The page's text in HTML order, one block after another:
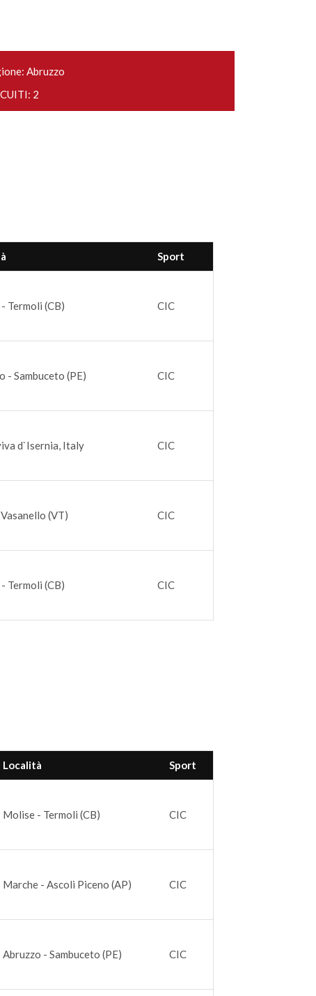
Abruzzo
2
Sport
Termoli (CB) CIC
- Sambuceto (PE) CIC
d`Isernia, Italy CIC
(VT) CIC
Termoli (CB) CIC
Località Sport
Molise - Termoli (CB) CIC
Marche - Ascoli Piceno (AP) CIC
Abruzzo - Sambuceto (PE) CIC